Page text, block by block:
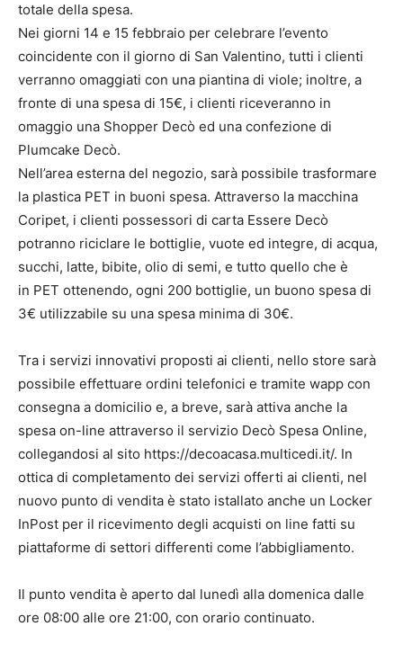
totale della spesa.
Nei giorni 14 e 15 febbraio per celebrare l’evento
coincidente con il giorno di San Valentino, tutti i clienti
verranno omaggiati con una piantina di viole; inoltre, a
fronte di una spesa di 15€, i clienti riceveranno in
omaggio una Shopper Decò ed una confezione di
Plumcake Decò.
Nell’area esterna del negozio, sarà possibile trasformare
la plastica PET in buoni spesa. Attraverso la macchina
Coripet, i clienti possessori di carta Essere Decò
potranno riciclare le bottiglie, vuote ed integre, di acqua,
succhi, latte, bibite, olio di semi, e tutto quello che è
in PET ottenendo, ogni 200 bottiglie, un buono spesa di
3€ utilizzabile su una spesa minima di 30€.
Tra i servizi innovativi proposti ai clienti, nello store sarà
possibile effettuare ordini telefonici e tramite wapp con
consegna a domicilio e, a breve, sarà attiva anche la
spesa on-line attraverso il servizio Decò Spesa Online,
collegandosi al sito https://decoacasa.multicedi.it/. In
ottica di completamento dei servizi offerti ai clienti, nel
nuovo punto di vendita è stato istallato anche un Locker
InPost per il ricevimento degli acquisti on line fatti su
piattaforme di settori differenti come l’abbigliamento.
Il punto vendita è aperto dal lunedì alla domenica dalle
ore 08:00 alle ore 21:00, con orario continuato.